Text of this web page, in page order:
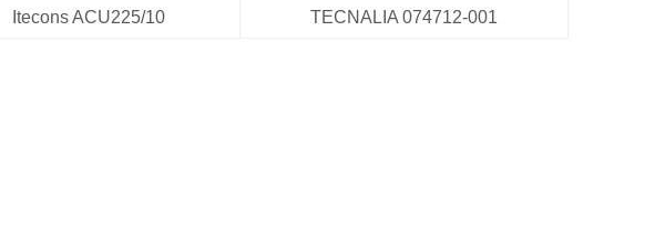
Itecons ACU225/10
TECNALIA 074712-001